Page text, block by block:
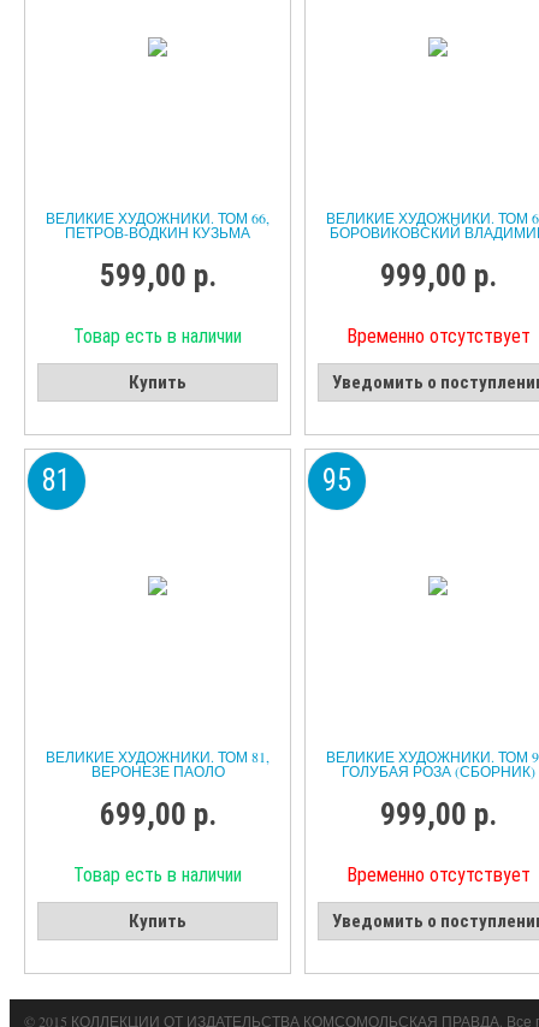
ВЕЛИКИЕ ХУДОЖНИКИ. ТОМ 66,
ПЕТРОВ-ВОДКИН КУЗЬМА
599,00 р.
Товар есть в наличии
Купить
ВЕЛИКИЕ ХУДОЖНИКИ. ТОМ
БОРОВИКОВСКИЙ
999,00 р.
Временно отсутствует
Уведомить о
81
ВЕЛИКИЕ ХУДОЖНИКИ. ТОМ 81,
ВЕРОНЕЗЕ ПАОЛО
699,00 р.
Товар есть в наличии
Купить
95
ВЕЛИКИЕ ХУДОЖНИКИ. ТОМ
ГОЛУБАЯ РОЗА (СБОРНИК)
999,00 р.
Временно отсутствует
Уведомить о
© 2015 КОЛЛЕКЦИИ ОТ ИЗДАТЕЛЬСТВА КОМСОМОЛЬСКАЯ ПРАВДА. Все